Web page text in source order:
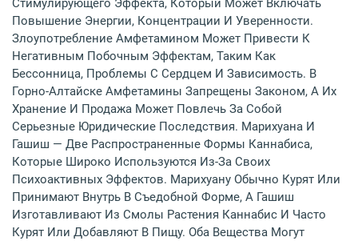
Повышение Энергии, Концентрации И Уверенности.
Злоупотребление Амфетамином Может Привести К
Негативным Побочным Эффектам, Таким Как
Бессонница, Проблемы С Сердцем И Зависимость. В
Горно-Алтайске Амфетамины Запрещены Законом, А Их
Хранение И Продажа Может Повлечь За Собой
Серьезные Юридические Последствия. Марихуана И
Гашиш — Две Распространенные Формы Каннабиса,
Которые Широко Используются Из-За Своих
Психоактивных Эффектов. Марихуану Обычно Курят Или
Принимают Внутрь В Съедобной Форме, А Гашиш
Изготавливают Из Смолы Растения Каннабис И Часто
Курят Или Добавляют В Пищу. Оба Вещества Могут